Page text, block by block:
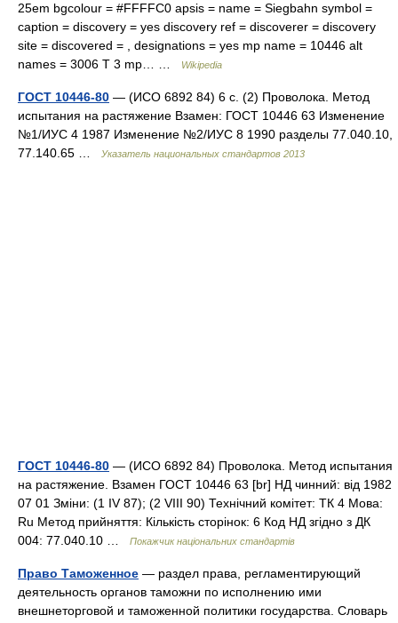
25em bgcolour = #FFFFC0 apsis = name = Siegbahn symbol =
caption = discovery = yes discovery ref = discoverer = discovery
site = discovered = , designations = yes mp name = 10446 alt
names = 3006 T 3 mp… …
Wikipedia
ГОСТ 10446-80 — (ИСО 6892 84) 6 с. (2) Проволока. Метод
испытания на растяжение Взамен: ГОСТ 10446 63 Изменение
№1/ИУС 4 1987 Изменение №2/ИУС 8 1990 разделы 77.040.10,
77.140.65 …
Указатель национальных стандартов 2013
ГОСТ 10446-80 — (ИСО 6892 84) Проволока. Метод испытания
на растяжение. Взамен ГОСТ 10446 63 [br] НД чинний: від 1982
07 01 Зміни: (1 IV 87); (2 VIII 90) Технічний комітет: ТК 4 Мова:
Ru Метод прийняття: Кількість сторінок: 6 Код НД згідно з ДК
004: 77.040.10 …
Покажчик національних стандартів
Право Таможенное — раздел права, регламентирующий
деятельность органов таможни по исполнению ими
внешнеторговой и таможенной политики государства. Словарь